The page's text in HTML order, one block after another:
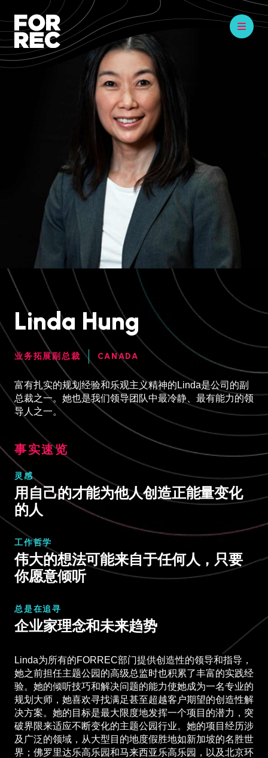
Linda Hung
业务拓展副总裁 CANADA
富有扎实的规划经验和乐观主义精神的Linda是公司的副
总裁之一。她也是我们领导团队中最冷静、最有能力的领
导人之一。
事实速览
灵感
用自己的才能为他人创造正能量变化
的人
工作哲学
伟大的想法可能来自于任何人，只要
你愿意倾听
总是在追寻
企业家理念和未来趋势
Linda为所有的FORREC部门提供创造性的领导和指导，
她之前担任主题公园的高级总监时也积累了丰富的实践经
验。她的倾听技巧和解决问题的能力使她成为一名专业的
规划大师，她喜欢寻找满足甚至超越客户期望的创造性解
决方案。她的目标是最大限度地发挥一个项目的潜力，突
破界限来适应不断变化的主题公园行业。她的项目经历涉
及广泛的领域，从大型目的地度假胜地如新加坡的名胜世
界；佛罗里达乐高乐园和马来西亚乐高乐园，以及北京环